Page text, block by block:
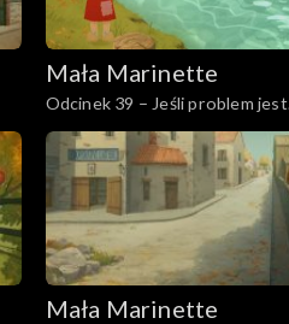
Mała Marinette
Odcinek 39 – Jeśli problem jest
dziś
Mała Marinette